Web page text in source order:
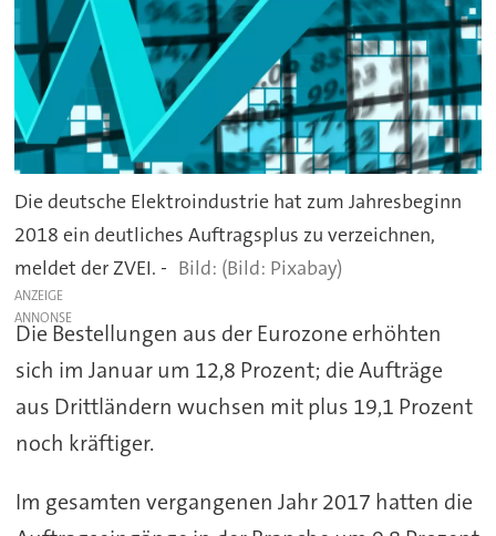
Die deutsche Elektroindustrie hat zum Jahresbeginn
2018 ein deutliches Auftragsplus zu verzeichnen,
meldet der ZVEI. -
(Bild: Pixabay)
ANZEIGE
Die Bestellungen aus der Eurozone erhöhten
sich im Januar um 12,8 Prozent; die Aufträge
aus Drittländern wuchsen mit plus 19,1 Prozent
noch kräftiger.
Im gesamten vergangenen Jahr 2017 hatten die